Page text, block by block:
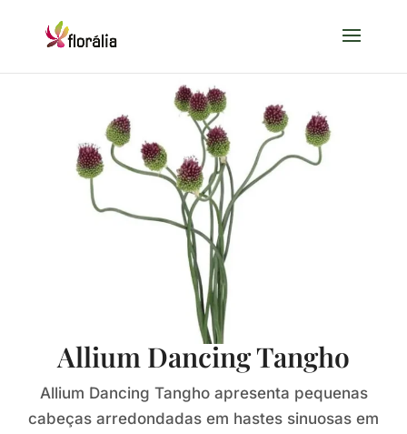
Allium Dancing Tangho
Allium Dancing Tangho apresenta pequenas
cabeças arredondadas em hastes sinuosas em